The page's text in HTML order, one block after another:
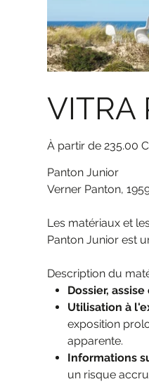
VITRA
Prix
235.00
Panton Junior
Verner Panton,
Les matériaux et
Panton Junior est
Description du
Dossier,
Utilisation à
exposition
apparente.
Informations
un risque